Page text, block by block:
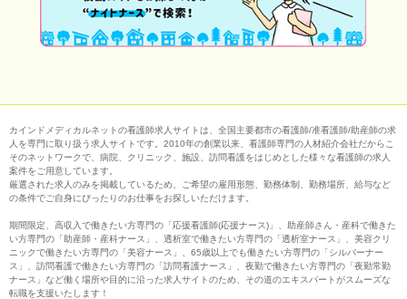
カインドメディカルネットの看護師求人サイトは、全国主要都市の看護師/准看護師/助産師の求
人を専門に取り扱う求人サイトです。2010年の創業以来、看護師専門の人材紹介会社だからこ
そのネットワークで、病院、クリニック、施設、訪問看護をはじめとした様々な看護師の求人
案件をご用意しています。
厳選された求人のみを掲載しているため、ご希望の雇用形態、勤務体制、勤務場所、給与など
の条件でご自身にぴったりのお仕事をお探しいただけます。
期間限定、高収入で働きたい方専門の「応援看護師(応援ナース)」、助産師さん・産科で働きた
い方専門の「助産師・産科ナース」、透析室で働きたい方専門の「透析室ナース」、美容クリ
ニックで働きたい方専門の「美容ナース」、65歳以上でも働きたい方専門の「シルバーナー
ス」、訪問看護で働きたい方専門の「訪問看護ナース」、夜勤で働きたい方専門の「夜勤常勤
ナース」など働く場所や目的に沿った求人サイトのため、その道のエキスパートがスムーズな
転職を支援いたします！